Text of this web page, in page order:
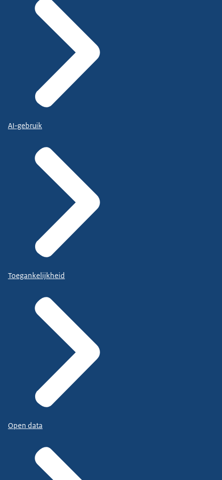
AI-gebruik
Toegankelijkheid
Open data